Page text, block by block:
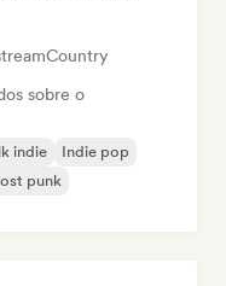
Country
sobre o
indie
Indie pop
punk